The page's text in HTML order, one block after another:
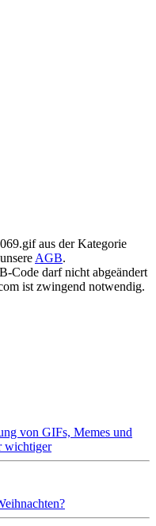
aus der Kategorie
AGB.
Code darf nicht abgeändert
ist zwingend notwendig.
von GIFs, Memes und
wichtiger